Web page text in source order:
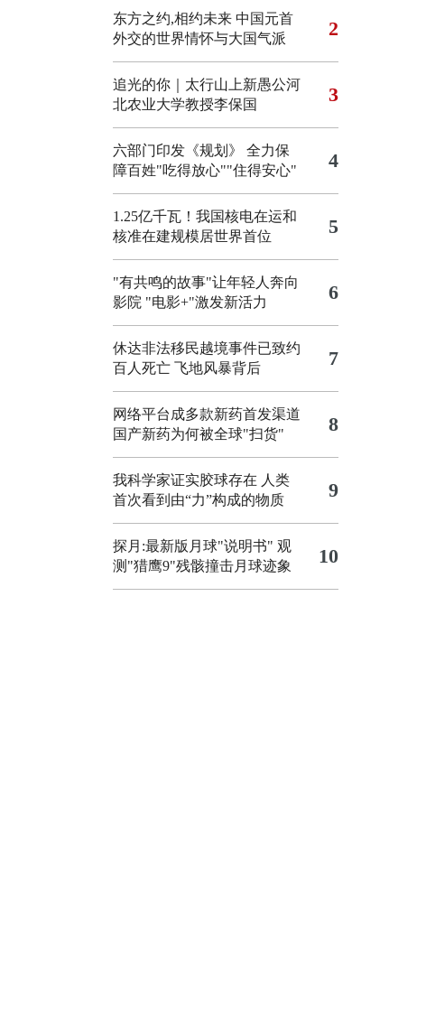
东方之约,相约未来 中国元首
外交的世界情怀与大国气派
2
追光的你｜太行山上新愚公河
北农业大学教授李保国
3
六部门印发《规划》 全力保
障百姓"吃得放心""住得安心"
4
1.25亿千瓦！我国核电在运和
核准在建规模居世界首位
5
"有共鸣的故事"让年轻人奔向
影院 "电影+"激发新活力 6
休达非法移民越境事件已致约
百人死亡 飞地风暴背后 7
网络平台成多款新药首发渠道
国产新药为何被全球"扫货"
8
我科学家证实胶球存在 人类
首次看到由“力”构成的物质
9
探月:最新版月球"说明书" 观
测"猎鹰9"残骸撞击月球迹象
10